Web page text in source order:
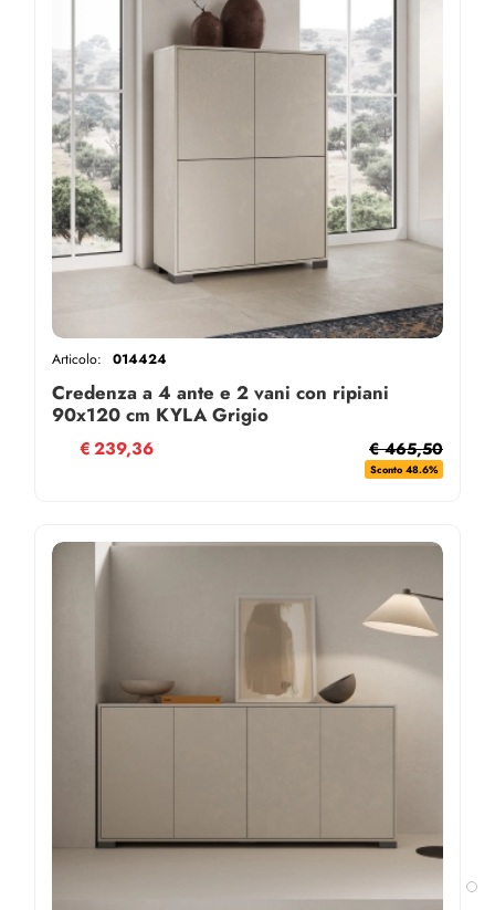
Credenza a 4 ante e 2 vani con ripiani
90x120 cm KYLA Grigio
Articolo: 014424
€ 465,50
Sconto 48.6%
€239,36